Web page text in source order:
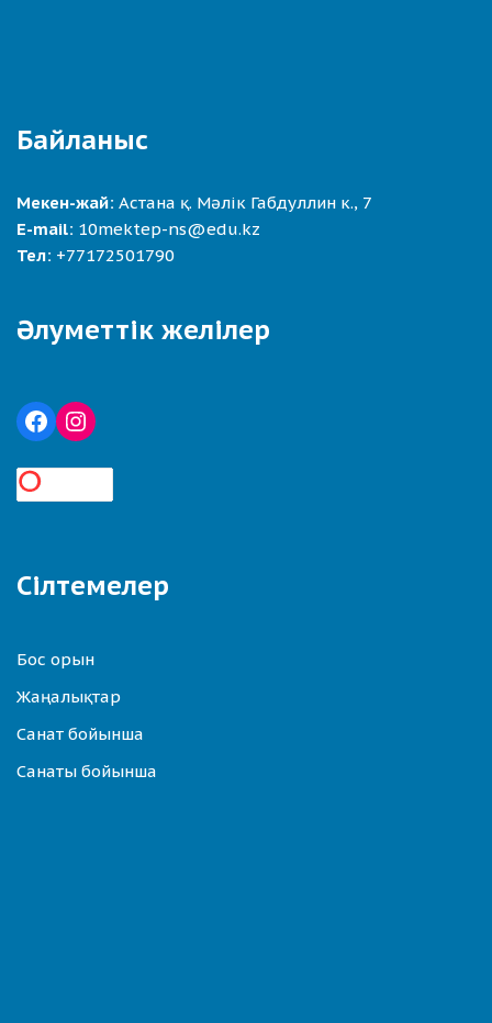
Байланыс
Мекен-жай: Астана қ. Мәлік Габдуллин к., 7
E-mail: 10mektep-ns@edu.kz
Тел: +77172501790
Әлуметтік желілер
Сілтемелер
Бос орын
Жаңалықтар
Санат бойынша
Санаты бойынша